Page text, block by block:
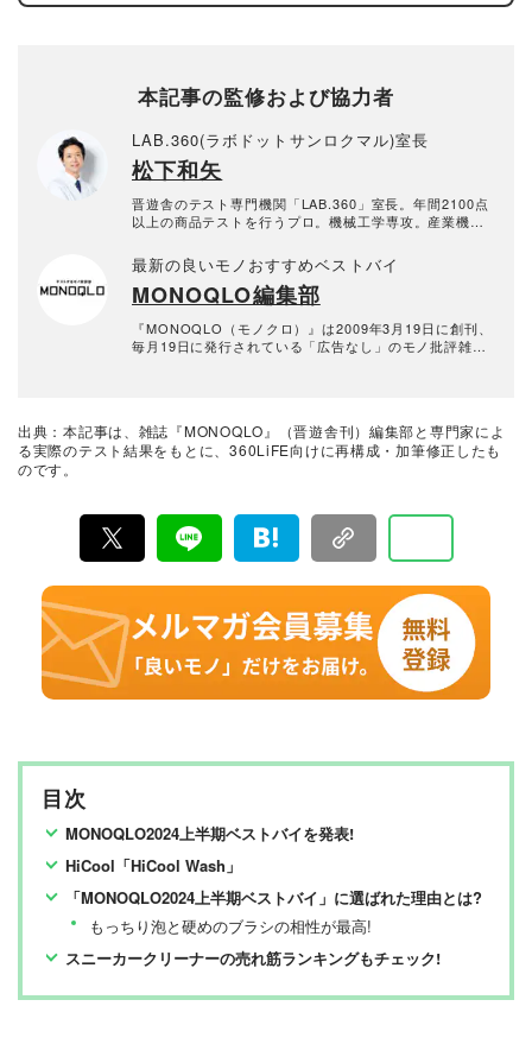
本記事の監修および協力者
LAB.360(ラボドットサンロクマル)室長
松下和矢
晋遊舎のテスト専門機関「LAB.360」室長。年間2100点
以上の商品テストを行うプロ。機械工学専攻。産業機械
を経て、民間の試験機関で多くの商品テストに従事。テ
スト方法の立案から試験デザイン、試験装置の製作、テ
スト実施まで一貫した商品テストを手がける。日用雑貨
品や家電製品が専門。テスト方法の妥当性を担保しつ
つ、誰が見ても一目で結果が分かるビジュアル性を伴う
手法を心がけている。趣味はプラモデル作り。
最新の良いモノおすすめベストバイ
MONOQLO編集部
『MONOQLO（モノクロ）』は2009年3月19日に創刊、
毎月19日に発行されている「広告なし」のモノ批評雑誌
に良いモノ」だけを厳選して紹介。編集長・山田和樹を
中心に、11名以上の編集体制で日々の検証・記事制作を
出典：本記事は、雑誌『MONOQLO』（晋遊舎刊）編集部と専門家によ
る実際のテスト結果をもとに、360LiFE向けに再構成・加筆修正したも
のです。
目次
MONOQLO2024上半期ベストバイを発表!
HiCool「HiCool Wash」
「MONOQLO2024上半期ベストバイ」に選ばれた理由とは?
もっちり泡と硬めのブラシの相性が最高!
スニーカークリーナーの売れ筋ランキングもチェック!